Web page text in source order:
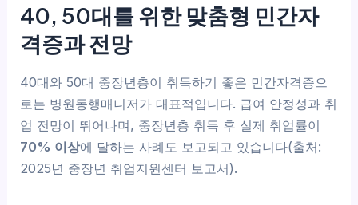
40, 50대를 위한 맞춤형 민간자
격증과 전망
40대와 50대 중장년층이 취득하기 좋은 민간자격증으
로는 병원동행매니저가 대표적입니다. 급여 안정성과 취
업 전망이 뛰어나며, 중장년층 취득 후 실제 취업률이
70% 이상에 달하는 사례도 보고되고 있습니다(출처:
2025년 중장년 취업지원센터 보고서).